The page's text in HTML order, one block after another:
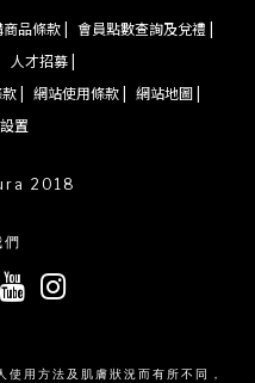
品條款 | 會員點數查詢及兌禮 |
人才招募 |
| 網站使用條款 | 網站地圖 |
置
2018
們
用方法及肌膚狀況而有所不同，